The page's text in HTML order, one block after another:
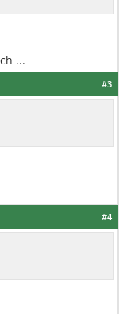
...
#3
#4